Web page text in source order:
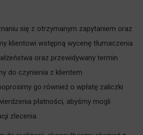
się z otrzymanym zapytaniem oraz
klientowi wstępną wycenę tłumaczenia
oraz przewidywany termin
do czynienia z klientem
go również o wpłatę zaliczki
płatności, abyśmy mogli
zlecenia.